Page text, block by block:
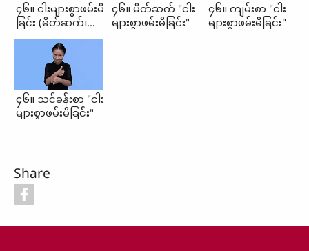
၄၆။ ငါးများစွာဖမ်းမိ
ခြင်း (မိတ်ဆက်၊
သင်ခန်းစာ)
၄၆။ မိတ်ဆက် "ငါး
များစွာဖမ်းမိခြင်း"
၄၆။ ကျမ်းစာ "ငါး
များစွာဖမ်းမိခြင်း"
၄၆။ သင်ခန်းစာ "ငါး
များစွာဖမ်းမိခြင်း"
Share